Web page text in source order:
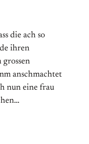
die ach so
ihren
anschmachtet
nun eine frau